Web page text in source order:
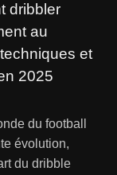
dribbler
au
et
2025
du football
évolution,
du dribble